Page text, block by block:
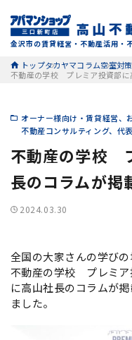
金沢市の賃貸経営・不動産活用・
トップタカヤマコラム空室対策
不動産の学校 プレミア投資部に
オーナー様向け・賃貸経営
不動産コンサルティング
代
不動産の学校
長のコラムが掲
2024.03.30
全国の大家さんの学び
不動産の学校 プレミア
に高山社長のコラムが
ました。